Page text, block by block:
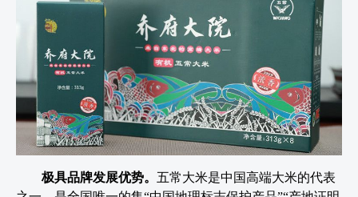
极具品牌发展优势。 五常大米是中国高端大米的代表